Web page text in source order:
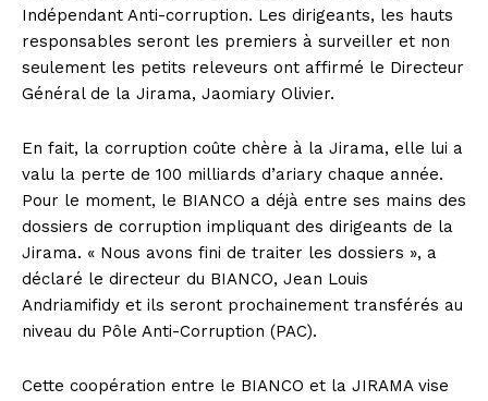
Indépendant Anti-corruption. Les dirigeants, les hauts
responsables seront les premiers à surveiller et non
seulement les petits releveurs ont affirmé le Directeur
Général de la Jirama, Jaomiary Olivier.
En fait, la corruption coûte chère à la Jirama, elle lui a
valu la perte de 100 milliards d’ariary chaque année.
Pour le moment, le BIANCO a déjà entre ses mains des
dossiers de corruption impliquant des dirigeants de la
Jirama. « Nous avons fini de traiter les dossiers », a
déclaré le directeur du BIANCO, Jean Louis
Andriamifidy et ils seront prochainement transférés au
niveau du Pôle Anti-Corruption (PAC).
Cette coopération entre le BIANCO et la JIRAMA vise